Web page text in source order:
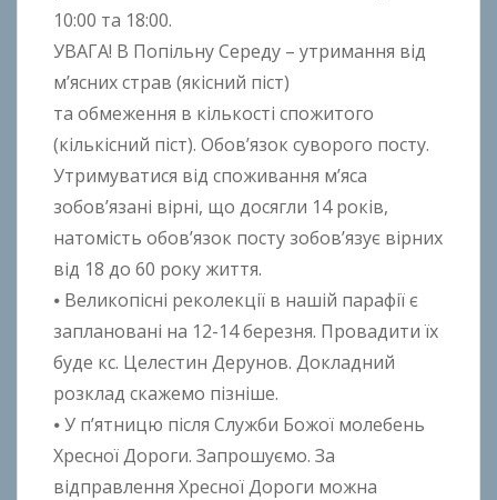
10:00 та 18:00.
УВАГА! В Попільну Середу – утримання від
м’ясних страв (якісний піст)
та обмеження в кількості спожитого
(кількісний піст). Обов’язок суворого посту.
Утримуватися від споживання м’яса
зобов’язані вірні, що досягли 14 років,
натомість обов’язок посту зобов’язує вірних
від 18 до 60 року життя.
⦁ Великопісні реколекції в нашій парафії є
заплановані на 12-14 березня. Провадити їх
буде кс. Целестин Дерунов. Докладний
розклад скажемо пізніше.
⦁ У п’ятницю після Служби Божої молебень
Хресної Дороги. Запрошуємо. За
відправлення Хресної Дороги можна